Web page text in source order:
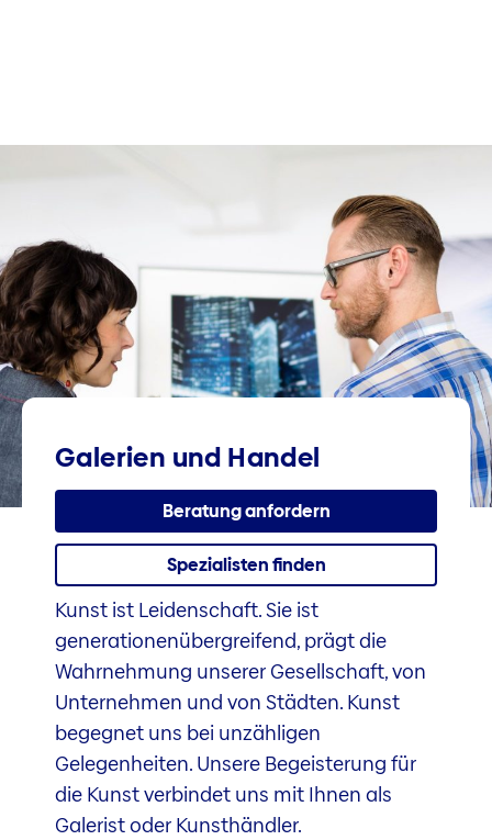
Galerien und Handel
Beratung anfordern
Spezialisten finden
Kunst ist Leidenschaft. Sie ist
generationenübergreifend, prägt die
Wahrnehmung unserer Gesellschaft, von
Unternehmen und von Städten. Kunst
begegnet uns bei unzähligen
Gelegenheiten. Unsere Begeisterung für
die Kunst verbindet uns mit Ihnen als
Galerist oder Kunsthändler.